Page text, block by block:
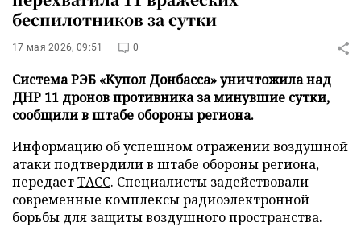
беспилотников за сутки
17 мая 2026, 09:51 0
Система РЭБ «Купол Донбасса» уничтожила над
ДНР 11 дронов противника за минувшие сутки,
сообщили в штабе обороны региона.
Информацию об успешном отражении воздушной
атаки подтвердили в штабе обороны региона,
передаетТАСС. Специалисты задействовали
современные комплексы радиоэлектронной
борьбы для защиты воздушного пространства.